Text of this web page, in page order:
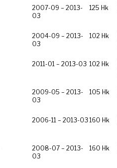
2007-09 – 2013-
03
125 Hk
2004-09 – 2013-
03
102 Hk
2011-01 – 2013-03 102 Hk
2009-05 – 2013-
03
105 Hk
2006-11 – 2013-03 160 Hk
2008-07 – 2013-
03
160 Hk